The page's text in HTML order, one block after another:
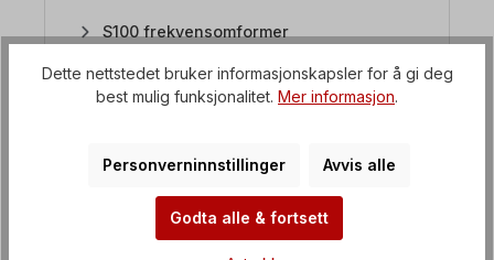
S100 frekvensomformer
Frekvensomformer H100
EASYdrive frekvensomformer
SMARTdrive frekvensomformer
Dette nettstedet bruker informasjonskapsler for å gi deg
best mulig funksjonalitet. Mer informasjon.
Personverninnstillinger Avvis alle
Godta alle & fortsett